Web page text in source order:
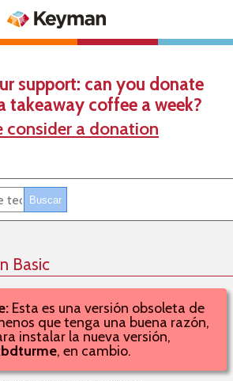
support: can you donate
takeaway coffee a week?
consider a donation
Basic
Esta es una versión obsoleta de
que tenga una buena razón,
instalar la nueva versión,
, en cambio.